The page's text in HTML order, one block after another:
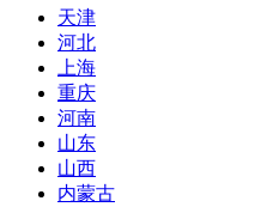
天津
河北
上海
重庆
河南
山东
山西
内蒙古